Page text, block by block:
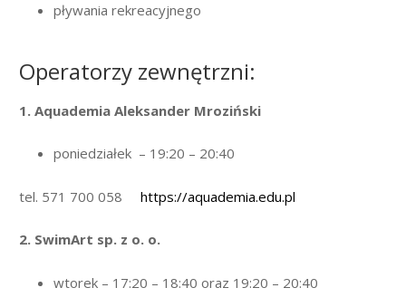
pływania rekreacyjnego
Operatorzy zewnętrzni:
1. Aquademia Aleksander Mroziński
poniedziałek – 19:20 – 20:40
tel. 571 700 058 https://aquademia.edu.pl
2. SwimArt sp. z o. o.
wtorek – 17:20 – 18:40 oraz 19:20 – 20:40